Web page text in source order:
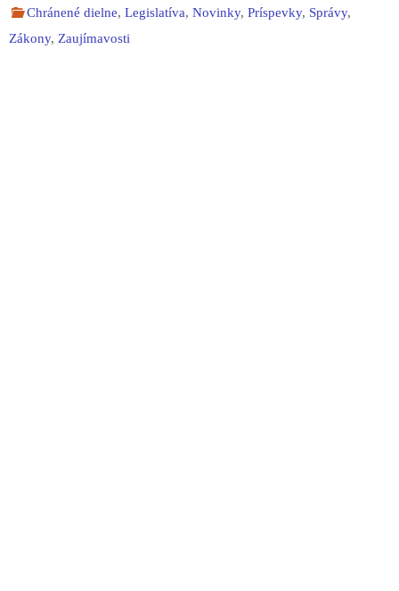
Chránené dielne,Legislatíva,Novinky,Príspevky, Správy,
Zákony, Zaujímavosti